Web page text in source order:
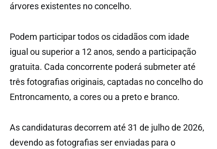
árvores existentes no concelho.
Podem participar todos os cidadãos com idade
igual ou superior a 12 anos, sendo a participação
gratuita. Cada concorrente poderá submeter até
três fotografias originais, captadas no concelho do
Entroncamento, a cores ou a preto e branco.
As candidaturas decorrem até 31 de julho de 2026,
devendo as fotografias ser enviadas para o